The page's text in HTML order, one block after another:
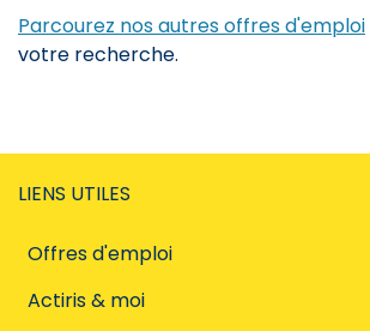
Parcourez nos autres offres d'emploi
votre recherche.
LIENS UTILES
Offres d'emploi
Actiris & moi